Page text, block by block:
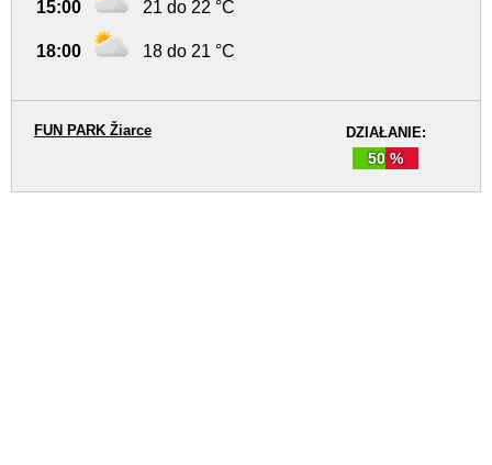
15:00 21 do 22 °C
18:00 18 do 21 °C
DZIAŁANIE:
50 %
FUN PARK Žiarce